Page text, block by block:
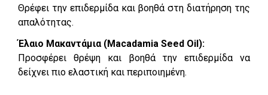
Θρέφει την επιδερμίδα και βοηθά στη διατήρηση της
απαλότητας.
Έλαιο Μακαντάμια (Macadamia Seed Oil):
Προσφέρει θρέψη και βοηθά την επιδερμίδα να
δείχνει πιο ελαστική και περιποιημένη.